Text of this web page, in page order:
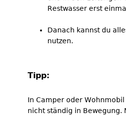
Restwasser erst
Danach kannst du
nutzen.
Tipp:
In Camper oder
nicht ständig in Bewegung.